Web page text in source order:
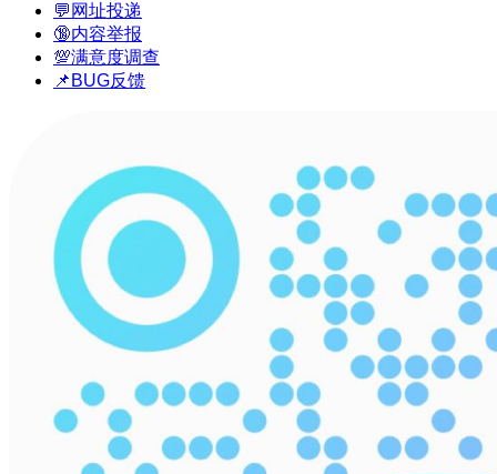
💬网址投递
🔞内容举报
💯满意度调查
📌BUG反馈